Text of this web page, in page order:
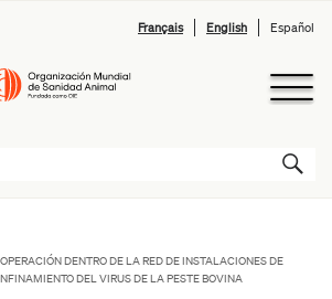
Français English Español
DENTRO DE LA RED DE INSTALACIONES DE
DEL VIRUS DE LA PESTE BOVINA